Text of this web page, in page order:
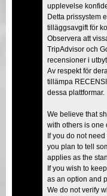
upplevelse
Detta prissystem
tilläggsavgift för
Observera att
TripAdvisor och
recensioner i
Av respekt för
tillämpa
dessa plattformar.
We believe that
with others is one
If you do not
you plan to tell
applies as the
If you wish to
as an option and
We do not verify